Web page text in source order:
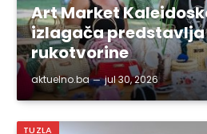
Art Market
izlagača
rukotvorine
aktuelno.ba jul 30, 2026
TUZLA